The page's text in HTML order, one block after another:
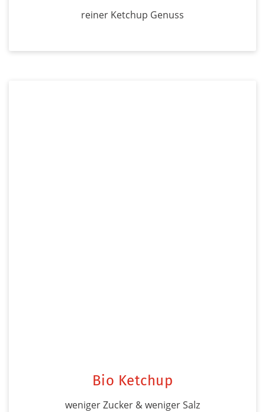
reiner Ketchup Genuss
Bio Ketchup
weniger Zucker & weniger Salz